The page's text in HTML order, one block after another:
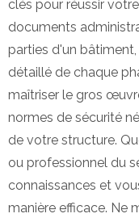
clés pour réussir
documents
parties d'un
détaillé de chaque
maîtriser le gros
normes de sécurité
de votre structure.
ou professionnel du
connaissances et
manière efficace. Ne